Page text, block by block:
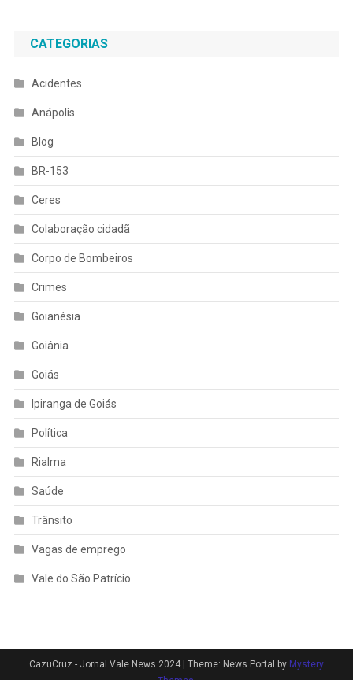
CATEGORIAS
Acidentes
Anápolis
Blog
BR-153
Ceres
Colaboração cidadã
Corpo de Bombeiros
Crimes
Goianésia
Goiânia
Goiás
Ipiranga de Goiás
Política
Rialma
Saúde
Trânsito
Vagas de emprego
Vale do São Patrício
CazuCruz - Jornal Vale News 2024 Theme: News Portal by Mystery